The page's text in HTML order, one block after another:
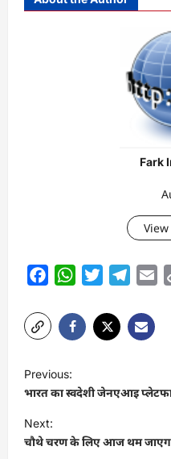
Fark
FacebookWhatsAppTwitter
P
o
s
t
Previous:
भारत का स्वदेशी जेनएआइ
Next:
चौथे चरण के लिए आज थम जाएगा